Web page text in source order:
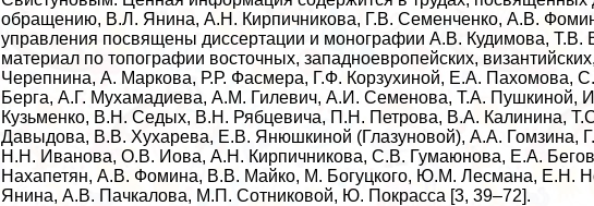
обращению, В.Л. Янина, А.Н. Кирпичникова, Г.В. Семенченко, А.В.
управления посвящены диссертации и монографии А.В. Кудимова,
материал по топографии восточных, западноевропейских,
Черепнина, А. Маркова, Р.Р. Фасмера, Г.Ф. Корзухиной, Е.А. Пахомова,
Берга, А.Г. Мухамадиева, А.М. Гилевич, А.И. Семенова, Т.А. Пушкиной,
Кузьменко, В.Н. Седых, В.Н. Рябцевича, П.Н. Петрова, В.А. Калинина,
Давыдова, В.В. Хухарева, Е.В. Янюшкиной (Глазуновой), А.А. Гомзина,
Н.Н. Иванова, О.В. Иова, А.Н. Кирпичникова, С.В. Гумаюнова, Е.А.
Нахапетян, А.В. Фомина, В.В. Майко, М. Богуцкого, Ю.М. Лесмана, Е.Н.
Янина, А.В. Пачкалова, М.П. Сотниковой, Ю. Покрасса [3, 39–72].